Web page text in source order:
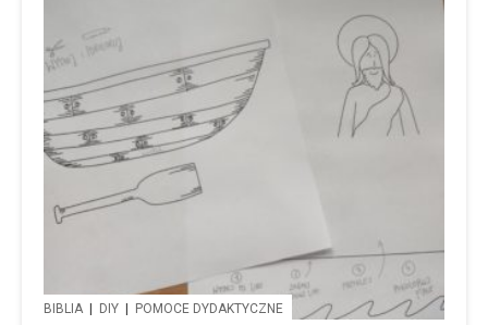
BIBLIA DIY POMOCE DYDAKTYCZNE